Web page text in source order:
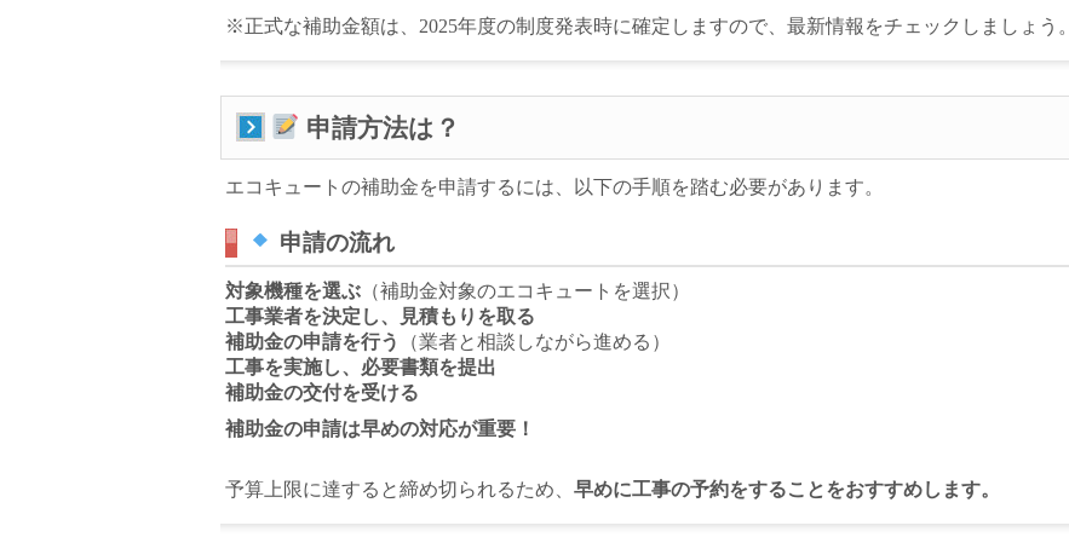
※正式な補助金額は、2025年度の制度発表時に確定しますので、最新情報をチェックしましょう。
申請方法は？
エコキュートの補助金を申請するには、以下の手順を踏む必要があります。
申請の流れ
対象機種を選ぶ （補助金対象のエコキュートを選択）
工事業者を決定し、見積もりを取る
補助金の申請を行う
（業者と相談しながら進める）
工事を実施し、必要書類を提出
補助金の交付を受ける
補助金の申請は早めの対応が重要！
予算上限に達すると締め切られるため、 早めに工事の予約をすることをおすすめします。